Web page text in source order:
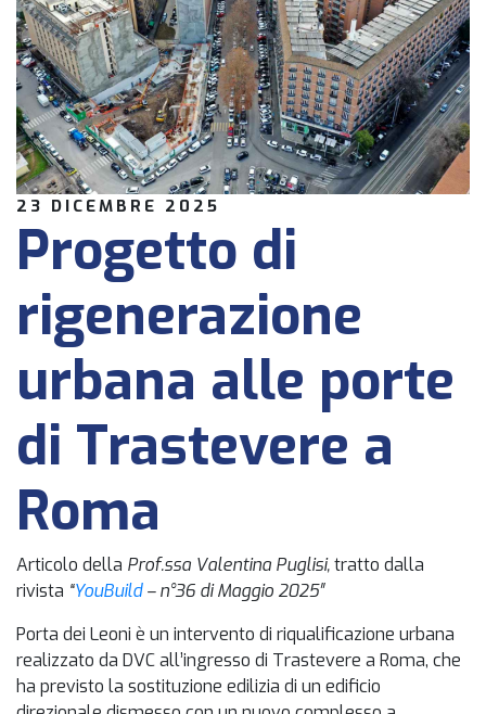
23 DICEMBRE 2025
Progetto di
rigenerazione
urbana alle porte
di Trastevere a
Roma
Articolo della Prof.ssa Valentina Puglisi,tratto dalla
rivista “YouBuild– n°36 di Maggio 2025″
Porta dei Leoni è un intervento di riqualificazione urbana
realizzato da DVC all’ingresso di Trastevere a Roma, che
ha previsto la sostituzione edilizia di un edificio